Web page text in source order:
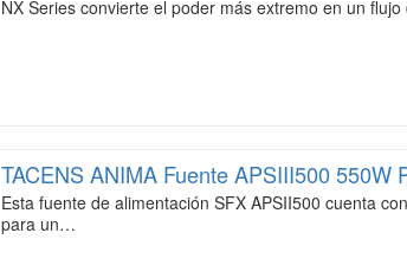
NX Series convierte el poder más extremo en un
TACENS ANIMA Fuente APSIII500 550W
Esta fuente de alimentación SFX APSII500 cuenta
para un…